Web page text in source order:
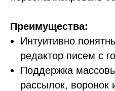
Преимущества:
Интуитивно
редактор писем с
Поддержка
рассылок, воронок